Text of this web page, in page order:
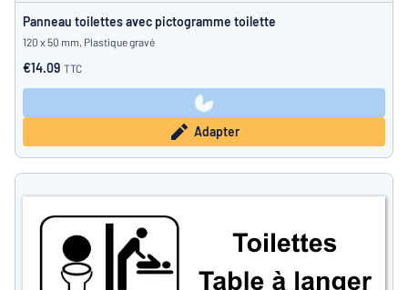
Panneau toilettes avec pictogramme toilette
120 x 50 mm, Plastique gravé
€14.09 TTC
Adapter